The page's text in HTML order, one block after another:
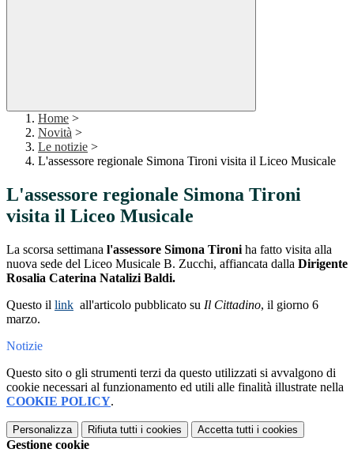
Home >
Novità >
Le notizie >
L'assessore regionale Simona Tironi visita il Liceo Musicale
L'assessore regionale Simona Tironi
visita il Liceo Musicale
La scorsa settimana l'assessore Simona Tironi ha fatto visita alla
nuova sede del Liceo Musicale B. Zucchi, affiancata dalla Dirigente
Rosalia Caterina Natalizi Baldi.
Questo il link all'articolo pubblicato su Il Cittadino, il giorno 6
marzo.
Notizie
Questo sito o gli strumenti terzi da questo utilizzati si avvalgono di
cookie necessari al funzionamento ed utili alle finalità illustrate nella
COOKIE POLICY.
Personalizza Rifiuta tutti i cookies Accetta tutti i cookies
Gestione cookie